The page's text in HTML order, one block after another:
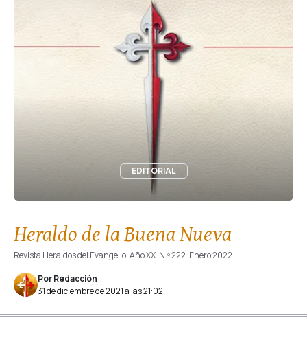
EDITORIAL
Heraldo de la Buena Nueva
Revista Heraldos del Evangelio. Año XX. N.º 222. Enero 2022
Por Redacción
31 de diciembre de 2021 a las 21:02